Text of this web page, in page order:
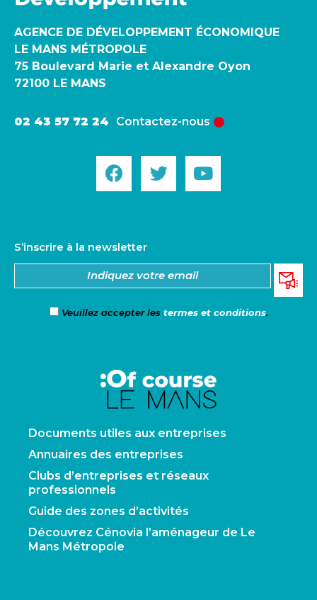
AGENCE DE DÉVELOPPEMENT ÉCONOMIQUE
LE MANS MÉTROPOLE
75 Boulevard Marie et Alexandre Oyon
72100 LE MANS
02 43 57 72 24 Contactez-nous
S’inscrire à la newsletter
Veuillez accepter les termes et conditions.
Documents utiles aux entreprises
Annuaires des entreprises
Clubs d’entreprises et réseaux
professionnels
Guide des zones d’activités
Découvrez Cénovia l’aménageur de Le
Mans Métropole